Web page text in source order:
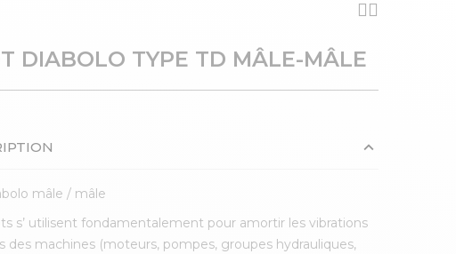
DIABOLO TYPE TD MÂLE-MÂLE
mâle / mâle
s’ utilisent fondamentalement pour amortir les vibrations
des machines (moteurs, pompes, groupes hydrauliques,